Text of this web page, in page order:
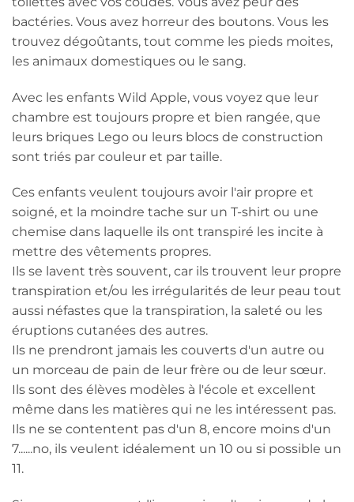
bactéries. Vous avez horreur des boutons. Vous les
trouvez dégoûtants, tout comme les pieds moites,
les animaux domestiques ou le sang.
Avec les enfants Wild Apple, vous voyez que leur
chambre est toujours propre et bien rangée, que
leurs briques Lego ou leurs blocs de construction
sont triés par couleur et par taille.
Ces enfants veulent toujours avoir l'air propre et
soigné, et la moindre tache sur un T-shirt ou une
chemise dans laquelle ils ont transpiré les incite à
mettre des vêtements propres.
Ils se lavent très souvent, car ils trouvent leur propre
transpiration et/ou les irrégularités de leur peau tout
aussi néfastes que la transpiration, la saleté ou les
éruptions cutanées des autres.
Ils ne prendront jamais les couverts d'un autre ou
un morceau de pain de leur frère ou de leur sœur.
Ils sont des élèves modèles à l'école et excellent
même dans les matières qui ne les intéressent pas.
Ils ne se contentent pas d'un 8, encore moins d'un
7......no, ils veulent idéalement un 10 ou si possible un
11.